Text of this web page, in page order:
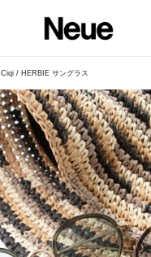
Ciqi / HERBIE サングラス